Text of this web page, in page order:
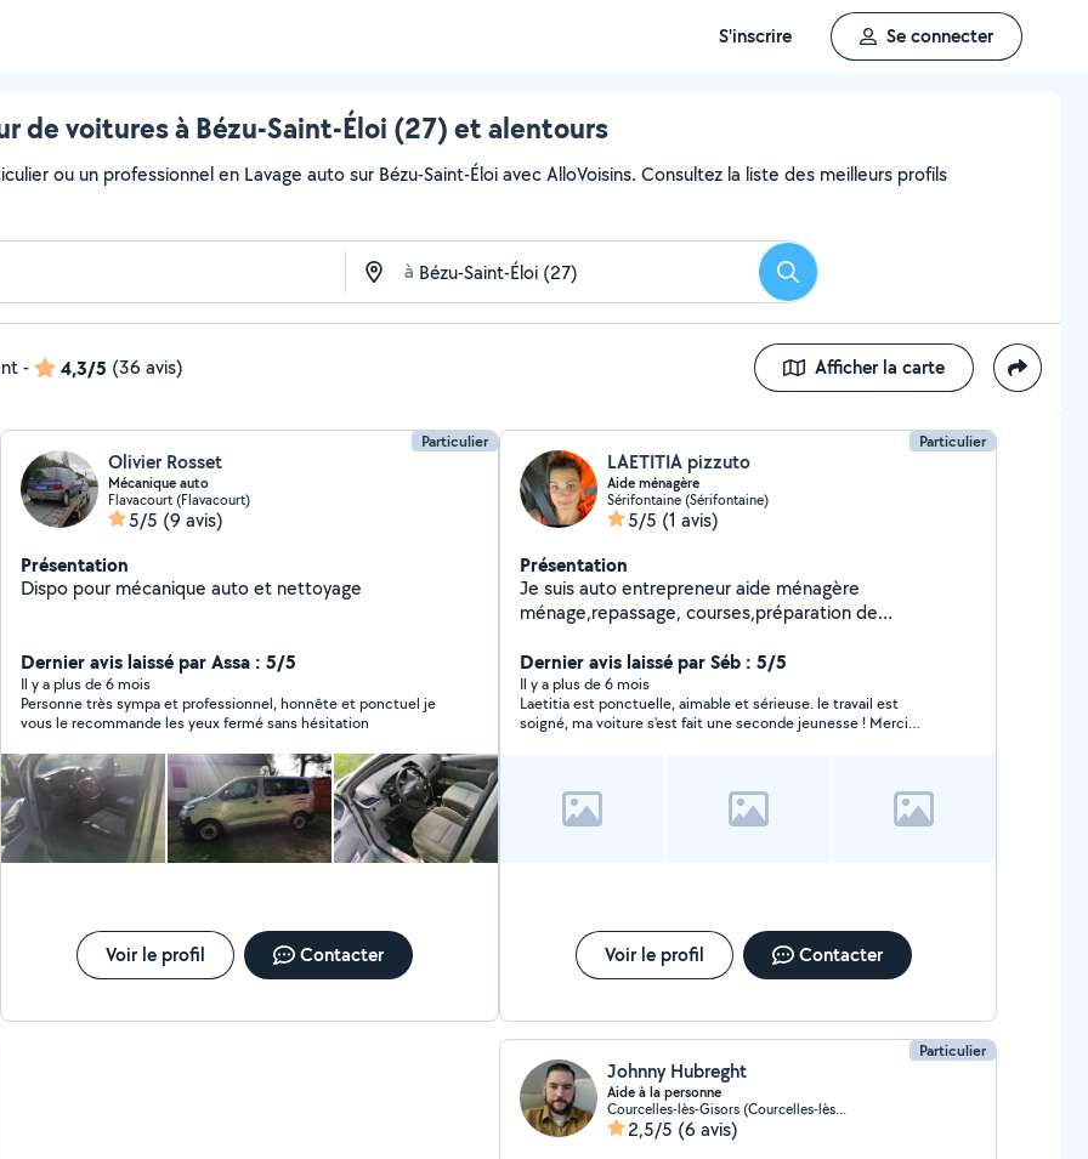
S'inscrire Se connecter
de voitures à Bézu-Saint-Éloi (27) et alentours
ou un professionnel en Lavage auto sur Bézu-Saint-Éloi avec AlloVoisins. Consultez la liste des meilleurs profils
à Rechercher
- 4,3/5 (36 avis) Afficher la carte
Particulier
Olivier Rosset
Mécanique auto
Flavacourt (Flavacourt)
5/5 (9 avis)
Présentation
Dispo pour mécanique auto et nettoyage
Dernier avis laissé par Assa : 5/5
Il y a plus de 6 mois
Personne très sympa et professionnel, honnête et ponctuel je
vous le recommande les yeux fermé sans hésitation
Voir le profil Contacter
Particulier
LAETITIA pizzuto
Aide ménagère
Sérifontaine (Sérifontaine)
5/5 (1 avis)
Présentation
Je suis auto entrepreneur aide ménagère
ménage,repassage, courses,préparation de
métier j'ai travailler pour des grande entreprises
comme 02 ,Domalliance,
Dernier avis laissé par Séb : 5/5
Il y a plus de 6 mois
Laetitia est ponctuelle, aimable et sérieuse. le travail est
soigné, ma voiture s'est fait une seconde jeunesse ! Merci
Voir le profil Contacter
Particulier
Johnny Hubreght
Aide à la personne
Courcelles-lès-Gisors (Courcelles-lès-Gisors)
2,5/5 (6 avis)